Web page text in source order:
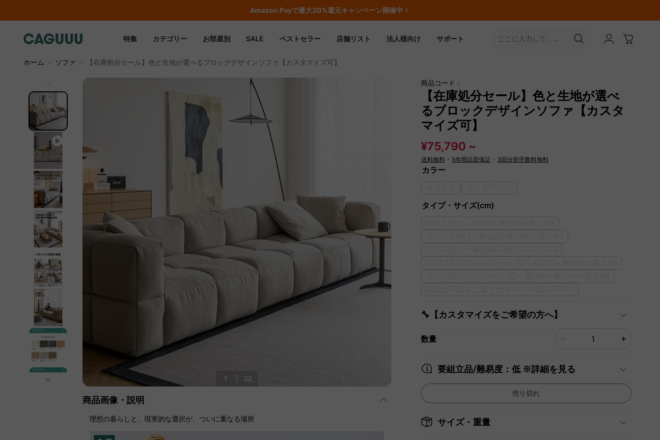
Amazon Payで最大20%還元キャンペーン開催中！
特集 カテゴリー お部屋別 SALE ベストセラー 店舗リスト 法人様向け サポート
ここに入力して、
ホーム
ソファ 【在庫処分セール】色と生地が選べるブロックデザインソファ【カスタマイズ可】
1 22
商品画像・説明
理想の暮らしと、現実的な選択が、ついに重なる場所
商品コード：
【在庫処分セール】色と生地が選べ
るブロックデザインソファ【カスタ
マイズ可】
¥75,790 ~
送料無料 ・ 5年間品質保証 ・ 3回分割手数料無料
カラー
タイプ・サイズ(cm)
🔧【カスタマイズをご希望の方へ】
数量
要組立品/難易度：低 ※詳細を見る
売り切れ
サイズ・重量